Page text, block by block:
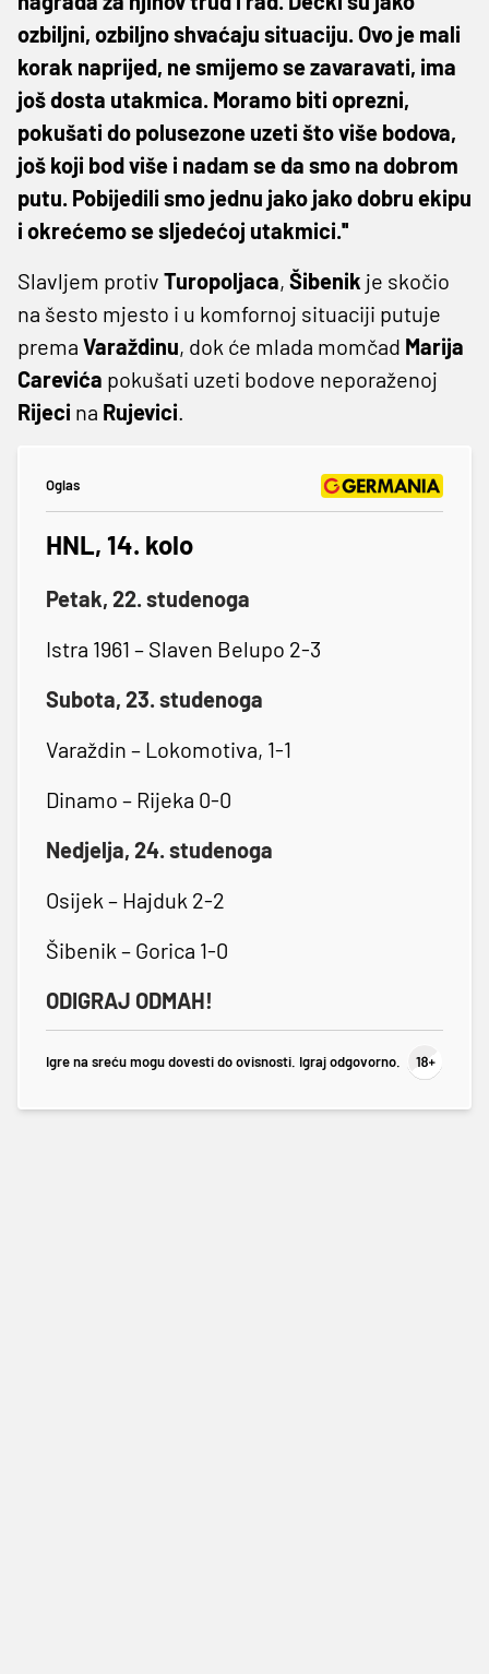
ozbiljni, ozbiljno shvaćaju situaciju. Ovo je mali
korak naprijed, ne smijemo se zavaravati, ima
još dosta utakmica. Moramo biti oprezni,
pokušati do polusezone uzeti što više bodova,
još koji bod više i nadam se da smo na dobrom
putu. Pobijedili smo jednu jako jako dobru ekipu
i okrećemo se sljedećoj utakmici.''
Slavljem protiv Turopoljaca, Šibenik je skočio
na šesto mjesto i u komfornoj situaciji putuje
prema Varaždinu, dok će mlada momčad Marija
Carevića pokušati uzeti bodove neporaženoj
Rijeci na Rujevici
Oglas
HNL, 14. kolo
Petak, 22. studenoga
Istra 1961 – Slaven Belupo 2-3
Subota, 23. studenoga
Varaždin – Lokomotiva, 1-1
Dinamo – Rijeka 0-0
Nedjelja, 24. studenoga
Osijek – Hajduk 2-2
Šibenik – Gorica 1-0
ODIGRAJ ODMAH!
Igre na sreću mogu dovesti do ovisnosti. Igraj odgovorno.